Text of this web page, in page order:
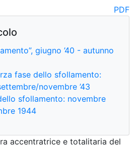
PDF
giugno ’40 - autunno
fase dello sfollamento:
novembre ’43
sfollamento: novembre
1944
accentratrice e totalitaria del